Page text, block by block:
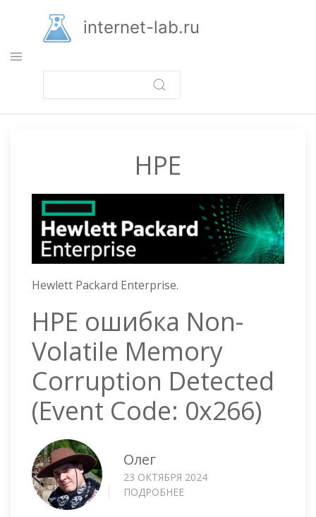
основному
содержанию
internet-lab.ru
HPE
Hewlett Packard Enterprise.
HPE ошибка Non-
Volatile Memory
Corruption Detected
(Event Code: 0x266)
Олег
23 ОКТЯБРЯ 2024
ПОДРОБНЕЕ